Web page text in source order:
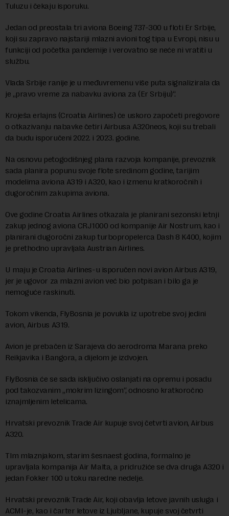
Tuluzu i čekaju isporuku.
Jedan od preostala tri aviona Boeing 737-300 u floti Er Srbije,
koji su zapravo najstariji mlazni avioni tog tipa u Evropi, nisu u
funkciji od početka pandemije i verovatno se neće ni vratiti u
službu.
Vlada Srbije ranije je u međuvremenu više puta signalizirala da
je „pravo vreme za nabavku aviona za (Er Srbiju)“.
Kroješa erlajns (Croatia Airlines) će uskoro započeti pregovore
o otkazivanju nabavke četiri Airbusa A320neos, koji su trebali
da budu isporučeni 2022. i 2023. godine.
Na osnovu petogodišnjeg plana razvoja kompanije, prevoznik
sada planira popunu svoje flote sredinom godine, tarijim
modelima aviona A319 i A320, kao i izmenu kratkoročnih i
dugoročnim zakupima aviona.
Ove godine Croatia Airlines otkazala je planirani sezonski letnji
zakup jednog aviona CRJ1000 od kompanije Air Nostrum, kao i
planirani dugoročni zakup turbopropelerca Dash 8 K400, kojim
je prethodno upravljala Austrian Airlines.
U maju je Croatia Airlines-u isporučen novi avion Airbus A319,
jer je ugovor za mlazni avion već bio potpisan i bilo ga je
nemoguće raskinuti.
Tokom vikenda, FlyBosnia je povukla iz upotrebe svoj jedini
avion, Airbus A319.
Avion je prebačen iz Sarajeva do aerodroma Marana preko
Reikjavika i Bangora, a dijelom je izdvojen.
FlyBosnia će se sada isključivo oslanjati na opremu i posadu
pod takozvanim „mokrim lizingom“, odnosno kratkoročno
iznajmljenim letelicama.
Hrvatski prevoznik Trade Air kupuje svoj četvrti avion, Airbus
A320.
TIm mlaznjakom, starim šesnaest godina, formalno je
upravljala kompanija Air Malta, a pridružiće se dva druga A320 i
jedan Fokker 100 u toku naredne nedelje.
Hrvatski prevoznik Trade Air, koji obavlja letove javnih usluga i
ACMI-je, kao i čarter letove iz Ljubljane, kupuje svoj četvrti